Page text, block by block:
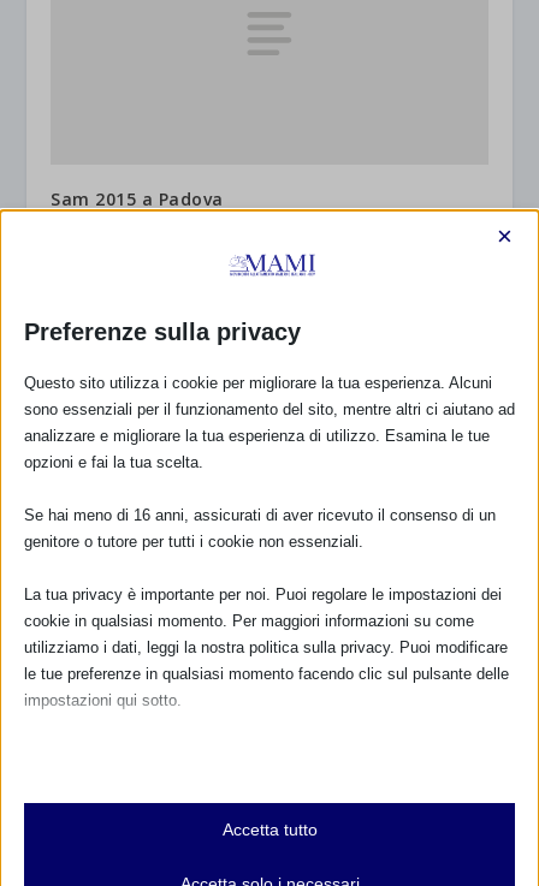
Sam 2015 a Padova
Sam 2015 a Bergamo
11 Settembre 2015
Preferenze sulla privacy
×
Questo sito utilizza i cookie per migliorare la tua esperienza. Alcuni
sono essenziali per il funzionamento del sito, mentre altri ci aiutano ad
analizzare e migliorare la tua esperienza di utilizzo. Esamina le tue
opzioni e fai la tua scelta.
Se hai meno di 16 anni, assicurati di aver ricevuto il consenso di un
genitore o tutore per tutti i cookie non essenziali.
La tua privacy è importante per noi. Puoi regolare le impostazioni dei
cookie in qualsiasi momento. Per maggiori informazioni su come
utilizziamo i dati, leggi la nostra politica sulla privacy. Puoi modificare
le tue preferenze in qualsiasi momento facendo clic sul pulsante delle
impostazioni qui sotto.
Essenziali
I cookie e i servizi essenziali abilitano le funzioni di base e sono
Accetta tutto